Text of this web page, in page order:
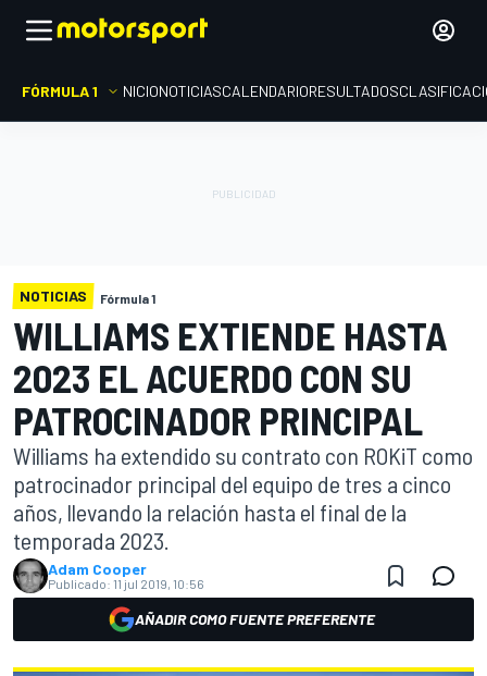
FÓRMULA 1 INICIONOTICIASCALENDARIORESULTADOS
NOTICIAS Fórmula 1
WILLIAMS EXTIENDE HASTA
2023 EL ACUERDO CON SU
PATROCINADOR PRINCIPAL
Williams ha extendido su contrato con ROKiT como
patrocinador principal del equipo de tres a cinco
años, llevando la relación hasta el final de la
temporada 2023.
Adam Cooper
Publicado: 11 jul 2019, 10:56
AÑADIR COMO FUENTE PREFERENTE